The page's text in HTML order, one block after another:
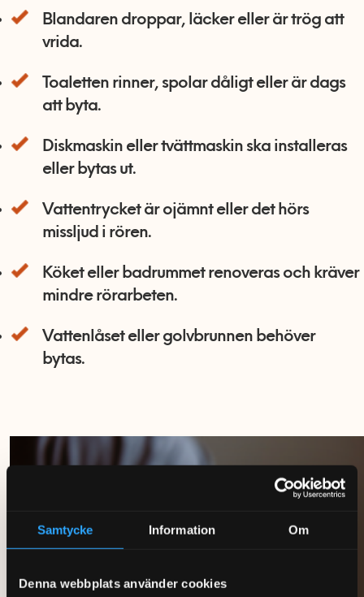
Samtycke Information Om
Denna webbplats använder cookies
Blandaren droppar, läcker eller är trög att
vrida.
Toaletten rinner, spolar dåligt eller är dags
att byta.
Diskmaskin eller tvättmaskin ska installeras
eller bytas ut.
Vattentrycket är ojämnt eller det hörs
missljud i rören.
Köket eller badrummet renoveras och kräver
mindre rörarbeten.
Vattenlåset eller golvbrunnen behöver
bytas.